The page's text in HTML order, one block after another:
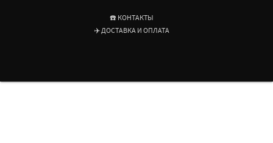
☎️ КОНТАКТЫ
✈️ ДОСТАВКА И ОПЛАТА